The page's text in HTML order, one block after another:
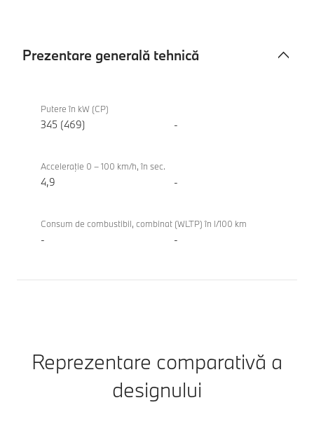
Prezentare generală tehnică
generală
tehnică
iX3 50
xDrive
Putere în kW (CP)
345 (469) -
Acceleraţie 0 – 100 km/h, în sec.
4,9 -
Consum de combustibil, combinat (WLTP) în l/100 km
- -
Reprezentare comparativă a
designului